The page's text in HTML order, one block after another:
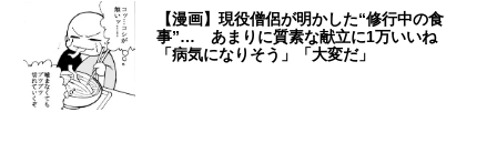
【漫画】現役僧侶が明かした“修行中の食
事”… あまりに質素な献立に1万いいね
「病気になりそう」「大変だ」